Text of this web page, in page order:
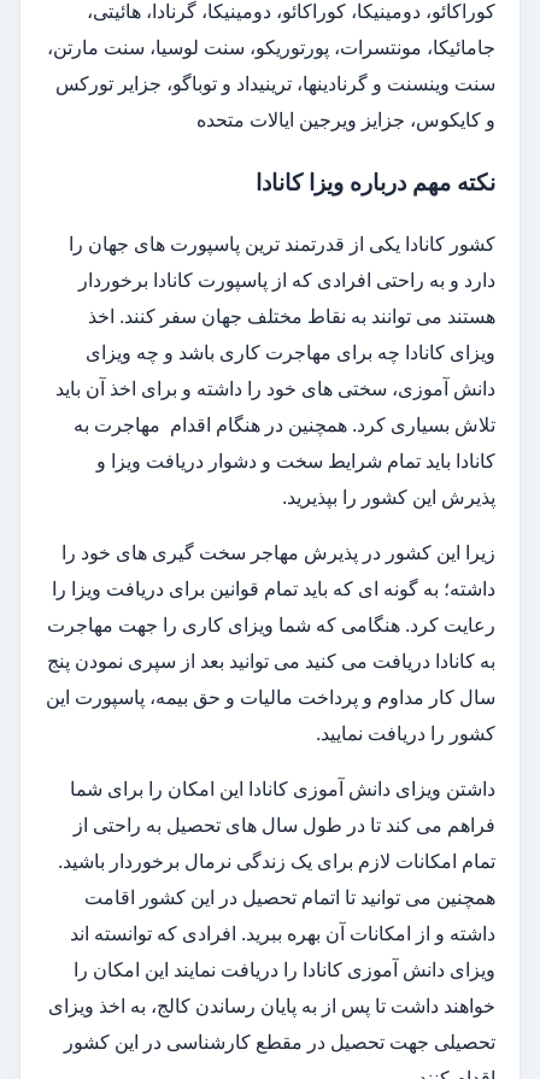
کوراکائو، دومینیکا، کوراکائو، دومینیکا، گرنادا، هائیتی،
جامائیکا، مونتسرات، پورتوریکو، سنت لوسیا، سنت مارتن،
سنت وینسنت و گرنادینها، ترینیداد و توباگو، جزایر تورکس
و کایکوس، جزایز ویرجین ایالات متحده
نکته مهم درباره ویزا کانادا
کشور کانادا یکی از قدرتمند ترین پاسپورت های جهان را
دارد و به راحتی افرادی که از پاسپورت کانادا برخوردار
هستند می توانند به نقاط مختلف جهان سفر کنند. اخذ
ویزای کانادا چه برای مهاجرت کاری باشد و چه ویزای
دانش آموزی، سختی های خود را داشته و برای اخذ آن باید
تلاش بسیاری کرد. همچنین در هنگام اقدام مهاجرت به
کانادا باید تمام شرایط سخت و دشوار دریافت ویزا و
پذیرش این کشور را بپذیرید.
زیرا این کشور در پذیرش مهاجر سخت گیری های خود را
داشته؛ به گونه ای که باید تمام قوانین برای دریافت ویزا را
رعایت کرد. هنگامی که شما ویزای کاری را جهت مهاجرت
به کانادا دریافت می کنید می توانید بعد از سپری نمودن پنج
سال کار مداوم و پرداخت مالیات و حق بیمه، پاسپورت این
کشور را دریافت نمایید.
داشتن ویزای دانش آموزی کانادا این امکان را برای شما
فراهم می کند تا در طول سال های تحصیل به راحتی از
تمام امکانات لازم برای یک زندگی نرمال برخوردار باشید.
همچنین می توانید تا اتمام تحصیل در این کشور اقامت
داشته و از امکانات آن بهره ببرید. افرادی که توانسته اند
ویزای دانش آموزی کانادا را دریافت نمایند این امکان را
خواهند داشت تا پس از به پایان رساندن کالج، به اخذ ویزای
تحصیلی جهت تحصیل در مقطع کارشناسی در این کشور